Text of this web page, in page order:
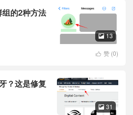
的2种方法
 13
 赞 (0)
？这是修复
 31